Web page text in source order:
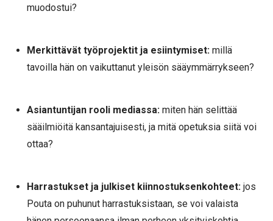
muodostui?
Merkittävät työprojektit ja esiintymiset:millä
tavoilla hän on vaikuttanut yleisön sääymmärrykseen?
Asiantuntijan rooli mediassa:miten hän selittää
sääilmiöitä kansantajuisesti, ja mitä opetuksia siitä voi
ottaa?
Harrastukset ja julkiset kiinnostuksenkohteet:jos
Pouta on puhunut harrastuksistaan, se voi valaista